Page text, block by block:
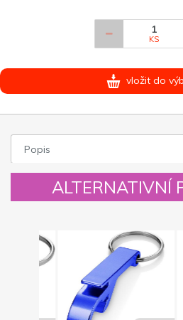
KS
vložit do
Popis
ALTERNATIVNÍ